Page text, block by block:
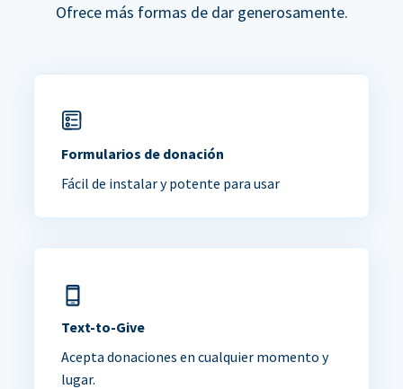
Ofrece más formas de dar generosamente.
Formularios de donación
Fácil de instalar y potente para usar
Text-to-Give
Acepta donaciones en cualquier momento y
lugar.